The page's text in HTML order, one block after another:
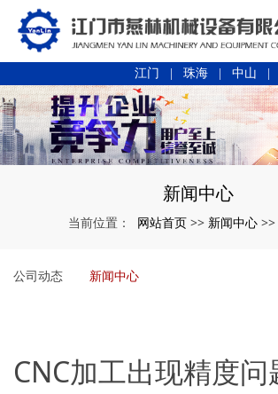
江门 珠海 中山
新闻中心
当前位置： 网站首页 >> 新闻中心 >>
公司动态 新闻中心
CNC加工出现精度问